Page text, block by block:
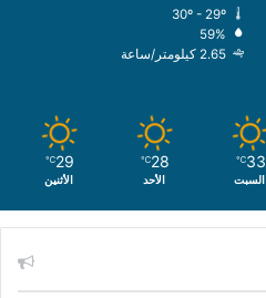
59%
2.65 كيلومتر/ساعة
33
℃
السبت
28
℃
الأحد
29
℃
الأثنين